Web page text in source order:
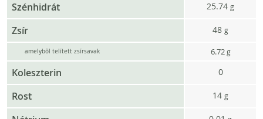
Szénhidrát 25.74 g
Zsír 48 g
amelyből telített zsírsavak 6.72g
Koleszterin 0
Rost 14 g